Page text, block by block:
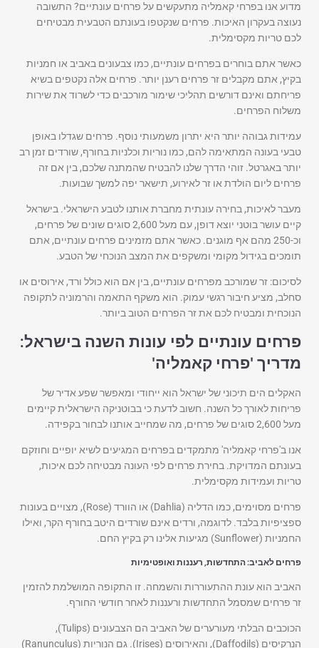
מדוע אנו בפרחי קאמליה מתעקשים על פרחים עונתיים? התשובה
נעוצה בעקרון האיכות. פרחים שנקטפו בעונתם הטבעית מבטיחים
לכם טריות מקסימלית.
כאשר אתם בוחרים בפרחים עונתיים, כמו צבעונים באביב או חמניות
בקיץ, אתם מקבלים זר פרחים רענן יותר. פרחים אלה נקטפים בשיא
פריחתם ואינם דורשים תהליכי שימור מורכבים כדי לשרוד את שירות
משלוח הפרחים.
עמידות גבוהה יותר היא יתרון משמעותי נוסף. פרחים שגדלו באופן
טבעי בעונה המתאימה להם, כמו נוריות וכלניות בחורף, שורדים זמן רב
יותר באגרטל. זוהי הדרך שלנו להבטיח שהמתנה שלכם, בין אם זה
פרחים ליום הולדת או זר לאירוע, תישאר יפה למשך שבועות.
מעבר לאיכות, בחירה עונתית מחברת אותנו לטבע הישראלי. בישראל
קיים עושר בוטני יוצא דופן, עם מעל 2,600 סוגים שונים של פרחים,
וכ-250 מהם אף מוגנים. כאשר אתם מזמינים פרחים עונתיים, אתם
תומכים בגידול מקומי ומשקפים את המצב הנוכחי של הטבע.
לסיכום: זר שמורכב מפרחים עונתיים, בין אם הוא כולל ורד, אירוסים או
סחלב, מציע חיבור רגשי עמוק. הוא משקף התאמה והרמוניה לתקופה
הנוכחית ומבטיח לכם את זר הפרחים הטוב ביותר.
פרחים עונתיים לפי עונות השנה בישראל:
מדריך 'פרחי קאמליה'
האקלים הים תיכוני של ישראל הוא ייחודי ומאפשר שפע אדיר של
פריחות לאורך כל השנה. חשוב לדעת כי בבוטניקה הישראלית קיימים
מעל 2,600 סוגים של פרחים, מה שמחייב אותנו לבחור בקפידה.
אנו ב'פרחי קאמליה' מתמקדים בפרחים המגיעים לשיא יופיים וחוזקם
בעונתם המדויקת. בחירת פרחים לפי העונה מבטיחה לכם איכות,
טריות ועמידות מקסימלית.
פרחים מסוימים, כמו הדליה (Dahlia) או הוורד (Rose), מצויים בעונות
ספציפיות בלבד. לדוגמה, ורדים אינם שורדים היטב בחורף הקר, ואילו
החמניות (Sunflower) מגיעות אלינו רק בקיץ החם.
פרחים לאביב: התחדשות, רעננות ואופטימיות
האביב הוא עונת ההתעוררות והשמחה. זו התקופה המושלמת להזמין
זר פרחים שמסמל התחדשות ורעננות לאחר חודשי החורף.
הכוכבים הבלתי מעורערים של האביב הם הצבעונים (Tulips),
הנרקיסים (Daffodils), והאירוסים (Irises). גם הנוריות (Ranunculus)